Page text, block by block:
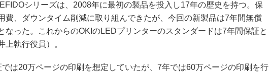
シリーズは、2008年に最初の製品を投入し17年の歴史を持つ。保
費、ダウンタイム削減に取り組んできたが、今回の新製品は7年間無償
なった。これからのOKIのLEDプリンターのスタンダードは7年間保証と
上執行役員）。
は20万ページの印刷を想定していたが、7年では60万ページの印刷を行